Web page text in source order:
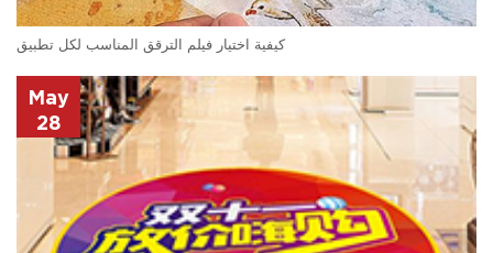
كيفية اختيار فيلم الترقق المناسب لكل تطبيق
May
28